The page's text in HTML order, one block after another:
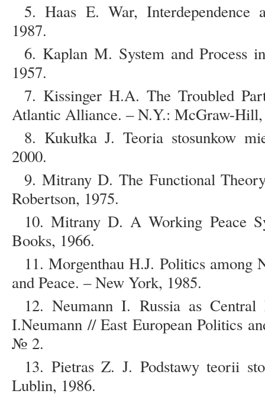
5. Haas E. War, Interdependence
1987.
6. Kaplan M. System and Process
1957.
7. Kissinger H.A. The Troubled
Atlantic Alliance. – N.Y.: McGraw-Hill,
8. Kukułka J. Teoria stosunkow
2000.
9. Mitrany D. The Functional
Robertson, 1975.
10. Mitrany D. A Working Peace
Books, 1966.
11. Morgenthau H.J. Politics among
and Peace. – New York, 1985.
12. Neumann I. Russia as
I.Neumann // East European Politics
№ 2.
13. Pietras Z. J. Podstawy teorii
Lublin, 1986.